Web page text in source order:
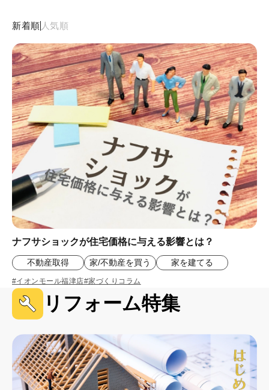
新着順 人気順
ナフサショックが住宅価格に与える影響とは？
不動産取得 家/不動産を買う 家を建てる
#イオンモール福津店#家づくりコラム
リフォーム特集